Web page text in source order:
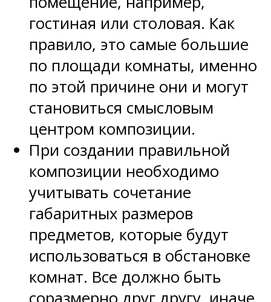
гостиная или столовая. Как
правило, это самые большие
по площади комнаты, именно
по этой причине они и могут
становиться смысловым
центром композиции.
При создании правильной
композиции необходимо
учитывать сочетание
габаритных размеров
предметов, которые будут
использоваться в обстановке
комнат. Все должно быть